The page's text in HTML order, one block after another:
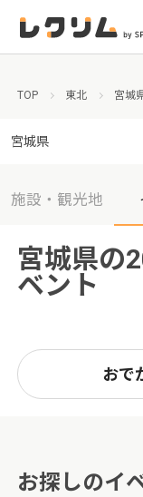
TOP 東北 宮城
宮城県
施設・観光地
宮城県の
ベント
おで
お探しのイ